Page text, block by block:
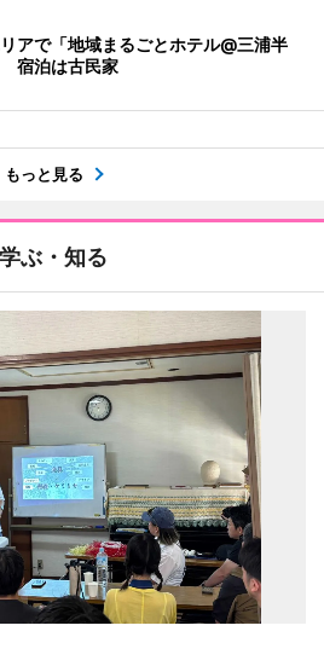
アで「地域まるごとホテル@三浦半
宿泊は古民家
もっと見る
学ぶ・知る